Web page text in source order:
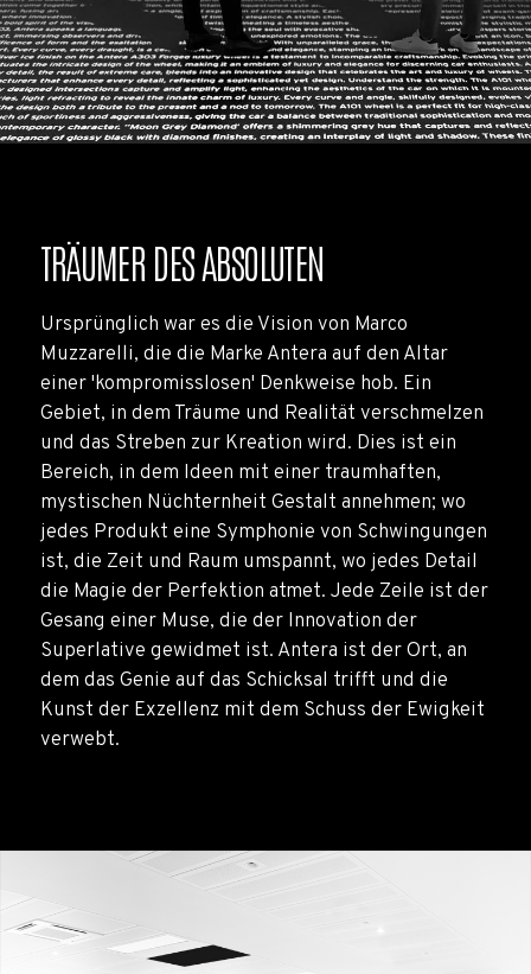
TRÄUMER DES ABSOLUTEN
Ursprünglich war es die Vision von Marco
Muzzarelli, die die Marke Antera auf den Altar
einer 'kompromisslosen' Denkweise hob. Ein
Gebiet, in dem Träume und Realität verschmelzen
und das Streben zur Kreation wird. Dies ist ein
Bereich, in dem Ideen mit einer traumhaften,
mystischen Nüchternheit Gestalt annehmen; wo
jedes Produkt eine Symphonie von Schwingungen
ist, die Zeit und Raum umspannt, wo jedes Detail
die Magie der Perfektion atmet. Jede Zeile ist der
Gesang einer Muse, die der Innovation der
Superlative gewidmet ist. Antera ist der Ort, an
dem das Genie auf das Schicksal trifft und die
Kunst der Exzellenz mit dem Schuss der Ewigkeit
verwebt.